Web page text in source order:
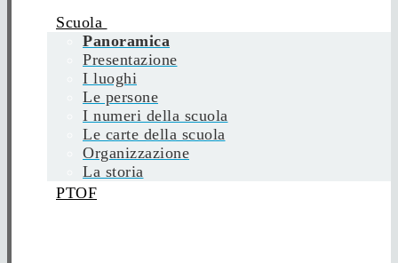
Scuola
Panoramica
Presentazione
I luoghi
Le persone
I numeri della scuola
Le carte della scuola
Organizzazione
La storia
PTOF